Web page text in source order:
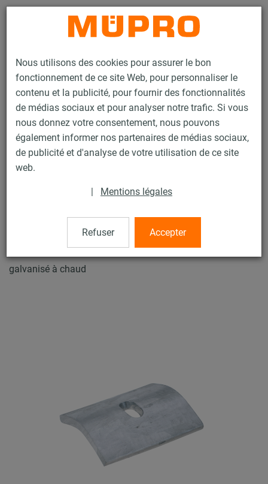
Nous utilisons des cookies pour assurer le bon
fonctionnement de ce site Web, pour personnaliser le
contenu et la publicité, pour fournir des fonctionnalités
de médias sociaux et pour analyser notre trafic. Si vous
nous donnez votre consentement, nous pouvons
également informer nos partenaires de médias sociaux,
de publicité et d'analyse de votre utilisation de ce site
web.
| Mentions légales
Refuser Accepter
Contact
Produits Technique de fixation
Fixation de gaines
Rails d'installation pour la fixation de gaines
Rails d’installation MPT (plage de charge lourde)
Pince de serrage MPT
Pince de serrage MPT
galvanisé à chaud